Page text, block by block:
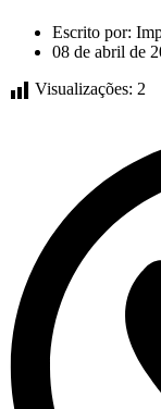
Escrito por:
08 de abril de
Visualizações: 2